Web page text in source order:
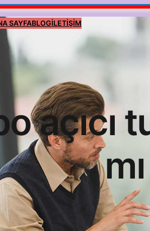
SAYFABLOGİLETİŞİM
açıcı
mı